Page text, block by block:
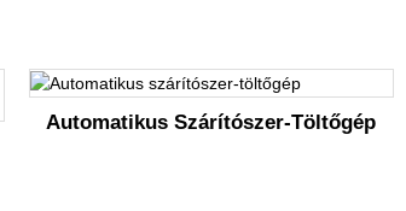
Automatikus Szárítószer-Töltőgép